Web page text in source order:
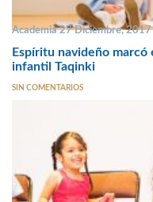
Academia 27 Diciembre, 2017
Espíritu navideño
infantil Taqinki
SIN COMENTARIOS